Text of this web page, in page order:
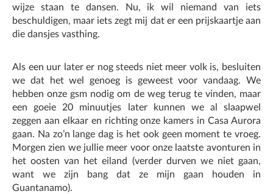
wijze staan te dansen. Nu, ik wil niemand van iets
beschuldigen, maar iets zegt mij dat er een prijskaartje aan
die dansjes vasthing.
Als een uur later er nog steeds niet meer volk is, besluiten
we dat het wel genoeg is geweest voor vandaag. We
hebben onze gsm nodig om de weg terug te vinden, maar
een goeie 20 minuutjes later kunnen we al slaapwel
zeggen aan elkaar en richting onze kamers in Casa Aurora
gaan. Na zo’n lange dag is het ook geen moment te vroeg.
Morgen zien we jullie meer voor onze laatste avonturen in
het oosten van het eiland (verder durven we niet gaan,
want we zijn bang dat ze mijn gaan houden in
Guantanamo).